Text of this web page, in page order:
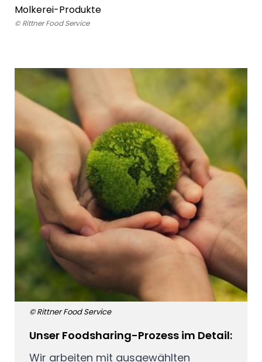
Molkerei-Produkte
© Rittner Food Service
Unser Foodsharing-Prozess im Detail:
Wir arbeiten mit ausgewählten
© Rittner Food Service